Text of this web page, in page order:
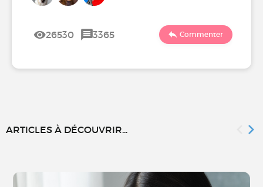
26530 3365 Commenter
ARTICLES À DÉCOUVRIR...